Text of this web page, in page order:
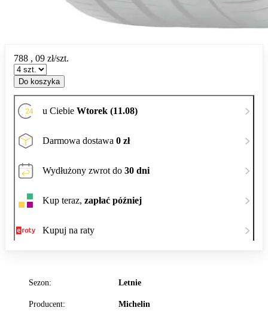
Sezon: Letnie
Producent: Michelin
788 , 09 zł/szt.
Do koszyka
u Ciebie Wtorek (11.08)
Darmowa dostawa 0 zł
Wydłużony zwrot do 30 dni
Kup teraz, zapłać później
Kupuj na raty